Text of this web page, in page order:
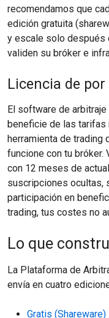
recomendamos que
edición gratuita
y escale solo después
validen su bróker e
Licencia de
El software de
beneficie de las tarifas
herramienta de trading
funcione con tu
con 12 meses de
suscripciones ocultas,
participación en
trading, tus costes no
Lo que
La Plataforma de
envía en cuatro
Gratis (Shareware)